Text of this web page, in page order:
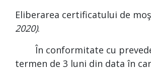
Eliberarea certificatului de
2020).
În conformitate cu
termen de 3 luni din data în